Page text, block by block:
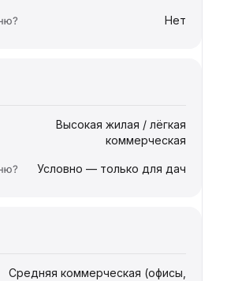
Нет
Высокая жилая / лёгкая
коммерческая
Условно — только для дач
Средняя коммерческая (офисы,